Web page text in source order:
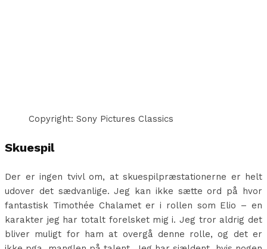
Copyright: Sony Pictures Classics
Skuespil
Der er ingen tvivl om, at skuespilpræstationerne er helt
udover det sædvanlige. Jeg kan ikke sætte ord på hvor
fantastisk Timothée Chalamet er i rollen som Elio – en
karakter jeg har totalt forelsket mig i. Jeg tror aldrig det
bliver muligt for ham at overgå denne rolle, og det er